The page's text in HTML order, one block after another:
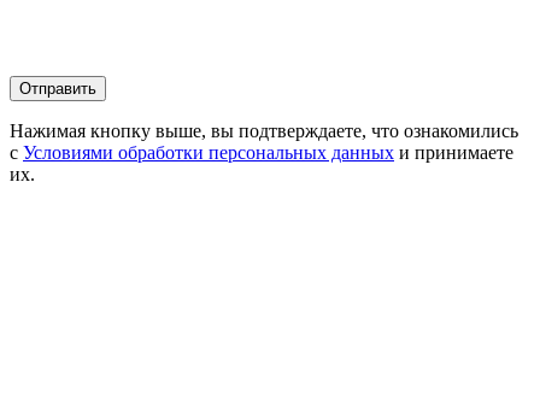
Нажимая кнопку выше, вы подтверждаете, что ознакомились
с Условиями обработки персональных данных и принимаете
их.